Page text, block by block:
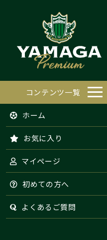
コンテンツ一覧
ホーム
お気に入り
マイページ
初めての方へ
よくあるご質問